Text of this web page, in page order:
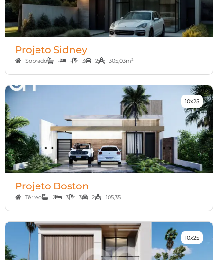
Projeto Sidney
Sobrado - - 3 2 305,03m²
10x25
Projeto Boston
Térreo 2 3 3 2 105,35
10x25